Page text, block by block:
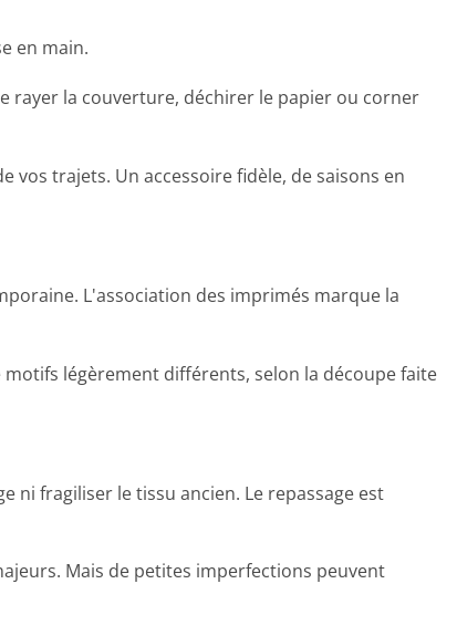
en main.
rayer la couverture, déchirer le papier ou corner
vos trajets. Un accessoire fidèle, de saisons en
L'association des imprimés marque la
légèrement différents, selon la découpe faite
ni fragiliser le tissu ancien. Le repassage est
Mais de petites imperfections peuvent